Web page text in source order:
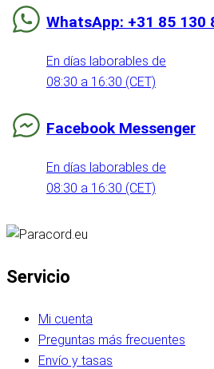
WhatsApp: +31 85 130
En días laborables de
08:30 a 16:30 (CET)
Facebook Messenger
En días laborables de
08:30 a 16:30 (CET)
Servicio
Mi cuenta
Preguntas más frecuentes
Envío y tasas